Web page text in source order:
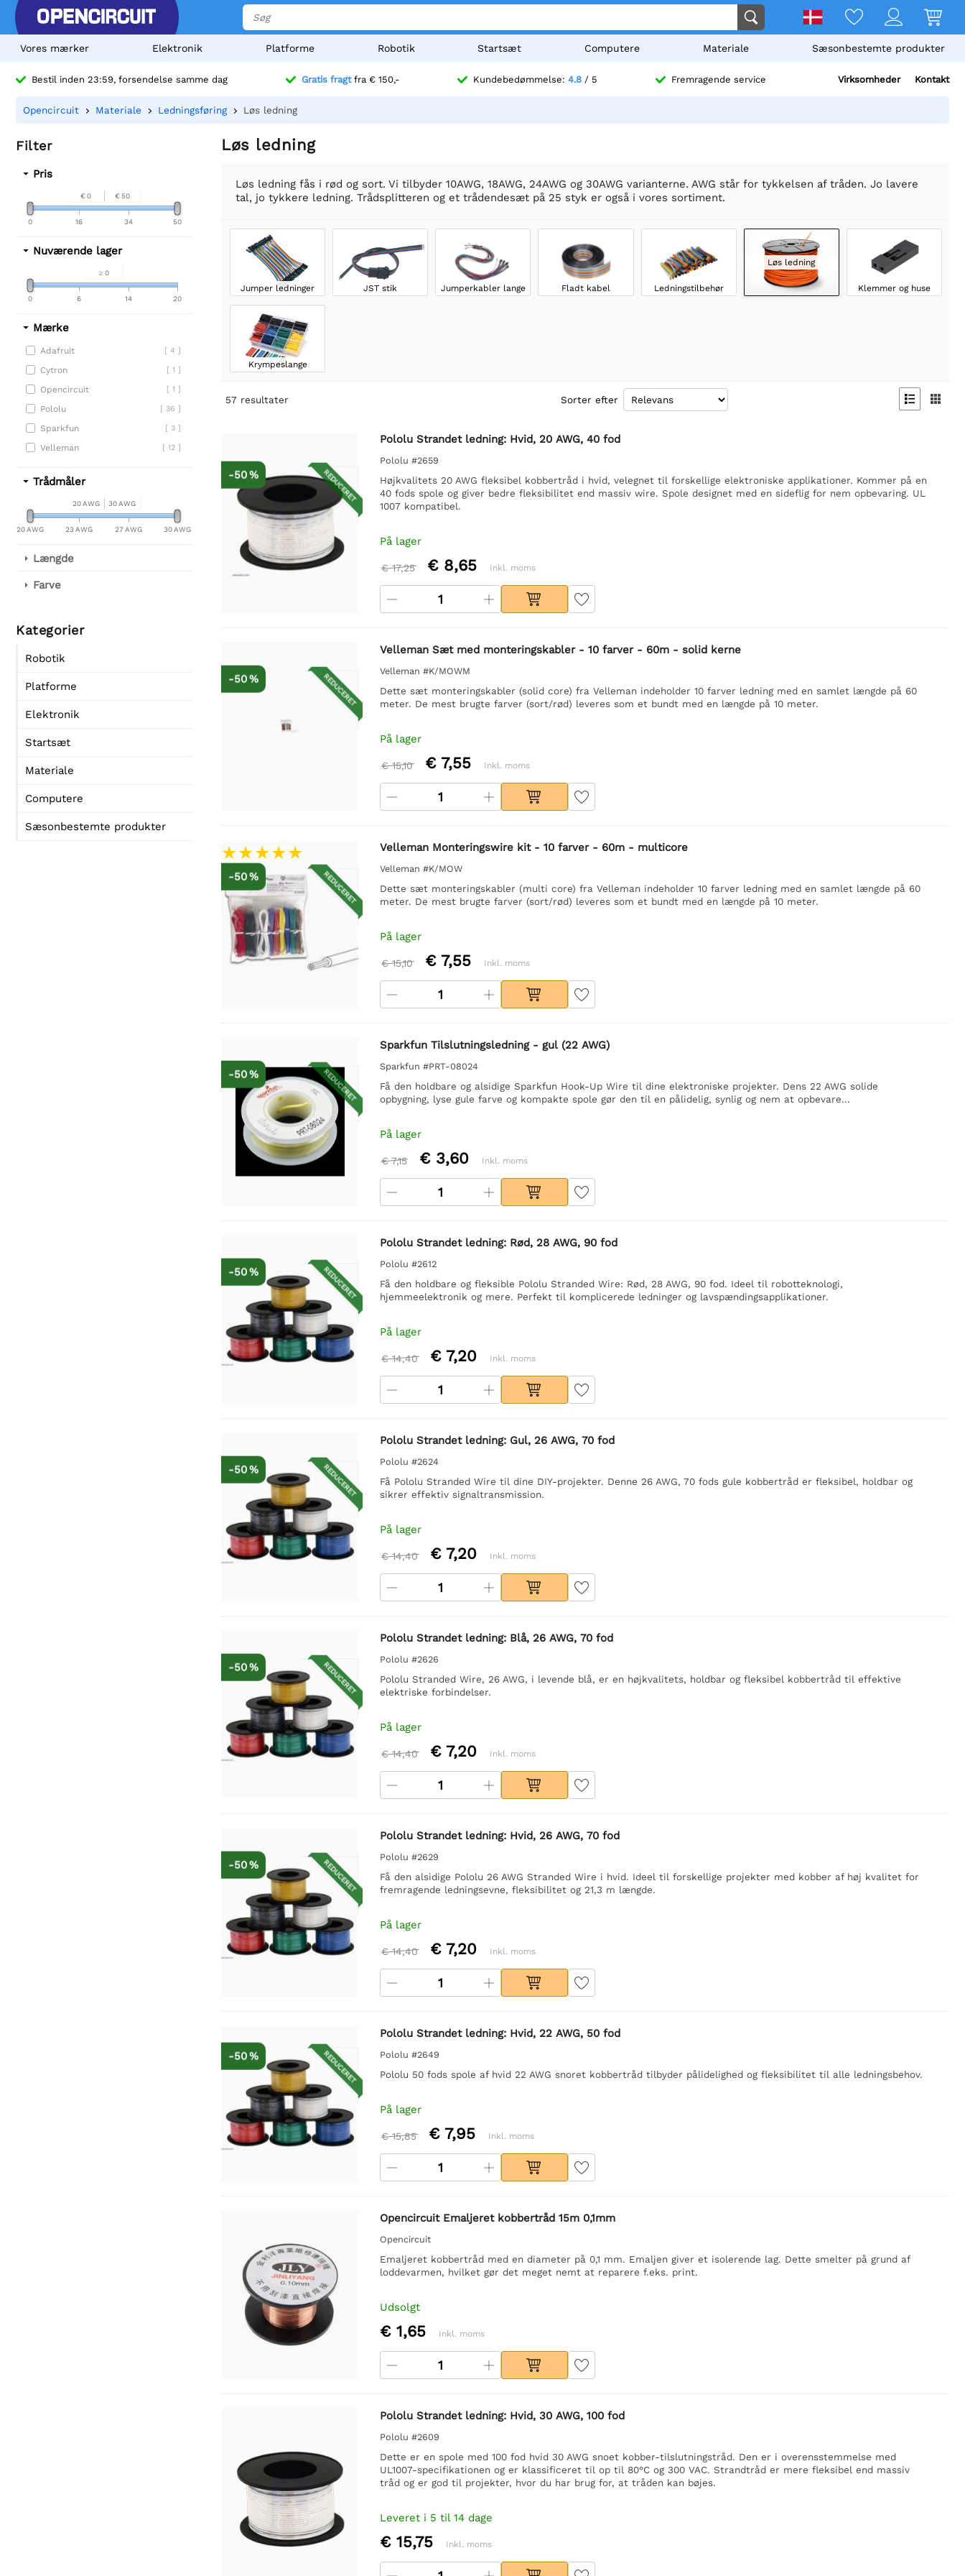
Vores mærker Elektronik Platforme Robotik Startsæt Computere Materiale Sæsonbestemte produkter
Bestil inden 23:59, forsendelse samme dag Gratis fragtfra € 150,- Kundebedømmelse: 4.8 / 5 Fremragende service Virksomheder Kontakt
Opencircuit Materiale Ledningsføring Løs ledning
Filter
Pris
€ 0 € 50
0 50
16 34
Nuværende lager
≥ 0
0 20
6 14
Mærke
Adafruit [ 4 ]
Cytron [ 1 ]
Opencircuit [ 1 ]
Pololu [ 36 ]
Sparkfun [ 3 ]
Velleman [ 12 ]
Trådmåler
20 AWG 30 AWG
20 AWG 30 AWG
23 AWG 27 AWG
Længde
Farve
Kategorier
Robotik
Platforme
Elektronik
Startsæt
Materiale
Computere
Sæsonbestemte produkter
Løs ledning
Løs ledning fås i rød og sort. Vi tilbyder 10AWG, 18AWG, 24AWG og 30AWG varianterne. AWG står for tykkelsen af tråden. Jo lavere
tal, jo tykkere ledning. Trådsplitteren og et trådendesæt på 25 styk er også i vores sortiment.
Jumper ledninger JST stik Jumperkabler lange Fladt kabel Ledningstilbehør
Løs ledning
Klemmer og huse
Krympeslange
57 resultater Sorter efter  
REDUCERET
-50 %
Pololu Strandet ledning: Hvid, 20 AWG, 40 fod
Pololu #2659
Højkvalitets 20 AWG fleksibel kobbertråd i hvid, velegnet til forskellige elektroniske applikationer. Kommer på en
40 fods spole og giver bedre fleksibilitet end massiv wire. Spole designet med en sideflig for nem opbevaring. UL
1007 kompatibel.
På lager
€ 17,25 € 8,65 Inkl. moms
REDUCERET
-50 %
Velleman Sæt med monteringskabler - 10 farver - 60m - solid kerne
Velleman #K/MOWM
Dette sæt monteringskabler (solid core) fra Velleman indeholder 10 farver ledning med en samlet længde på 60
meter. De mest brugte farver (sort/rød) leveres som et bundt med en længde på 10 meter.
På lager
€ 15,10 € 7,55 Inkl. moms
REDUCERET
-50 %
Velleman Monteringswire kit - 10 farver - 60m - multicore
Velleman #K/MOW
Dette sæt monteringskabler (multi core) fra Velleman indeholder 10 farver ledning med en samlet længde på 60
meter. De mest brugte farver (sort/rød) leveres som et bundt med en længde på 10 meter.
På lager
€ 15,10 € 7,55 Inkl. moms
REDUCERET
-50 %
Sparkfun Tilslutningsledning - gul (22 AWG)
Sparkfun #PRT-08024
Få den holdbare og alsidige Sparkfun Hook-Up Wire til dine elektroniske projekter. Dens 22 AWG solide
opbygning, lyse gule farve og kompakte spole gør den til en pålidelig, synlig og nem at opbevare...
På lager
€ 7,15 € 3,60 Inkl. moms
REDUCERET
-50 %
Pololu Strandet ledning: Rød, 28 AWG, 90 fod
Pololu #2612
Få den holdbare og fleksible Pololu Stranded Wire: Rød, 28 AWG, 90 fod. Ideel til robotteknologi,
hjemmeelektronik og mere. Perfekt til komplicerede ledninger og lavspændingsapplikationer.
På lager
€ 14,40 € 7,20 Inkl. moms
REDUCERET
-50 %
Pololu Strandet ledning: Gul, 26 AWG, 70 fod
Pololu #2624
Få Pololu Stranded Wire til dine DIY-projekter. Denne 26 AWG, 70 fods gule kobbertråd er fleksibel, holdbar og
sikrer effektiv signaltransmission.
På lager
€ 14,40 € 7,20 Inkl. moms
REDUCERET
-50 %
Pololu Strandet ledning: Blå, 26 AWG, 70 fod
Pololu #2626
Pololu Stranded Wire, 26 AWG, i levende blå, er en højkvalitets, holdbar og fleksibel kobbertråd til effektive
elektriske forbindelser.
På lager
€ 14,40 € 7,20 Inkl. moms
REDUCERET
-50 %
Pololu Strandet ledning: Hvid, 26 AWG, 70 fod
Pololu #2629
Få den alsidige Pololu 26 AWG Stranded Wire i hvid. Ideel til forskellige projekter med kobber af høj kvalitet for
fremragende ledningsevne, fleksibilitet og 21,3 m længde.
På lager
€ 14,40 € 7,20 Inkl. moms
REDUCERET
-50 %
Pololu Strandet ledning: Hvid, 22 AWG, 50 fod
Pololu #2649
Pololu 50 fods spole af hvid 22 AWG snoret kobbertråd tilbyder pålidelighed og fleksibilitet til alle ledningsbehov.
På lager
€ 15,85 € 7,95 Inkl. moms
Opencircuit Emaljeret kobbertråd 15m 0,1mm
Opencircuit
Emaljeret kobbertråd med en diameter på 0,1 mm. Emaljen giver et isolerende lag. Dette smelter på grund af
loddevarmen, hvilket gør det meget nemt at reparere f.eks. print.
Udsolgt
€ 1,65 Inkl. moms
Pololu Strandet ledning: Hvid, 30 AWG, 100 fod
Pololu #2609
Dette er en spole med 100 fod hvid 30 AWG snoet kobber-tilslutningstråd. Den er i overensstemmelse med
UL1007-specifikationen og er klassificeret til op til 80°C og 300 VAC. Strandtråd er mere fleksibel end massiv
tråd og er god til projekter, hvor du har brug for, at tråden kan bøjes.
Leveret i 5 til 14 dage
€ 15,75 Inkl. moms